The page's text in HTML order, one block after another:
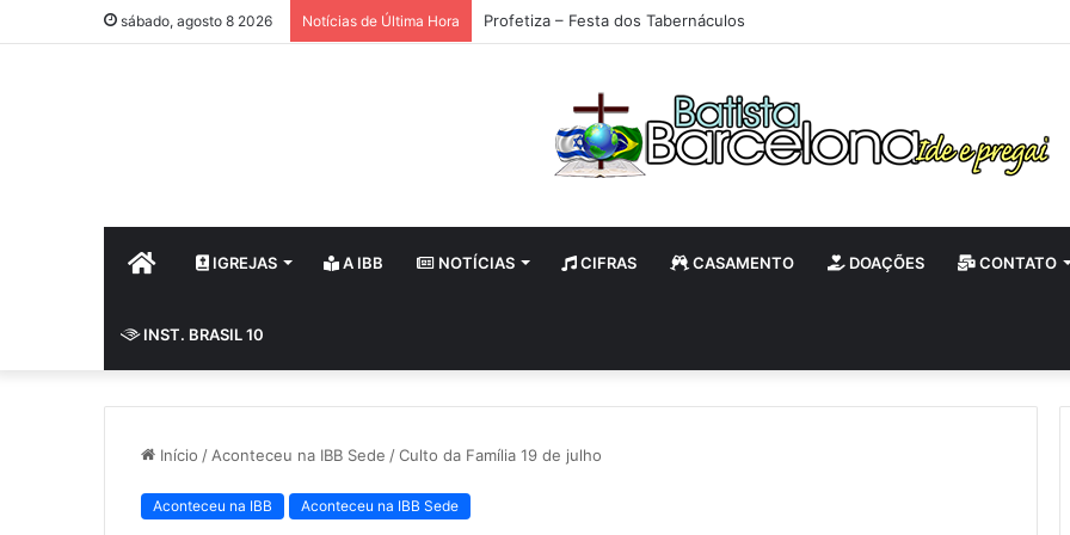
sábado, agosto 8 2026 Notícias de Última Hora Profetiza – Festa dos Tabernáculos
HOME IGREJAS A IBB NOTÍCIAS CIFRAS CASAMENTO DOAÇÕES CONTATO
INST. BRASIL 10
Início / Aconteceu na IBB Sede /Culto da Família 19 de julho
Aconteceu na IBB Aconteceu na IBB Sede